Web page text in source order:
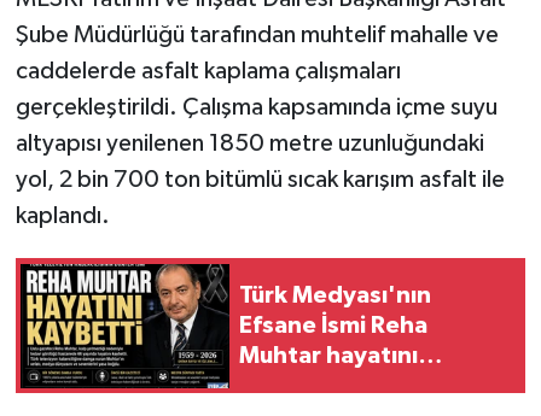
Şube Müdürlüğü tarafından muhtelif mahalle ve
caddelerde asfalt kaplama çalışmaları
gerçekleştirildi. Çalışma kapsamında içme suyu
altyapısı yenilenen 1850 metre uzunluğundaki
yol, 2 bin 700 ton bitümlü sıcak karışım asfalt ile
kaplandı.
Türk Medyası'nın
Efsane İsmi Reha
Muhtar hayatını